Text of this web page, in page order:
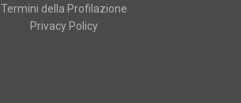
Termini della Profilazione
Privacy Policy